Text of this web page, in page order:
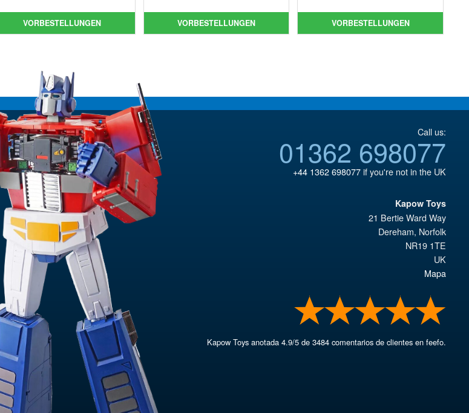
war:
€129.08
Preis
ist:
VORBESTELLUNGEN
war:
€135.23
Preis
ist:
VORBESTELLUNGEN
war:
€79.90
Preis
ist:
VORBESTELLUNGEN
Call us:
01362 698077
+44 1362 698077if you're not in the UK
Kapow Toys
21 Bertie Ward Way
Dereham, Norfolk
NR19 1TE
UK
Mapa
Kapow Toys anotada4.9/5 de3484 comentarios de clientes en feefo.